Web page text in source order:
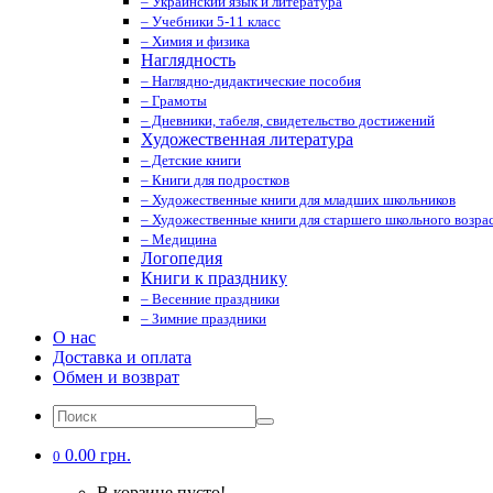
– Учебники 5-11 класс
– Химия и физика
Наглядность
– Наглядно-дидактические пособия
– Грамоты
– Дневники, табеля, свидетельство достижений
Художественная литература
– Детские книги
– Книги для подростков
– Художественные книги для младших школьников
– Художественные книги для старшего школьного
– Медицина
Логопедия
Книги к празднику
– Весенние праздники
– Зимние праздники
О нас
Доставка и оплата
Обмен и возврат
0 0.00 грн.